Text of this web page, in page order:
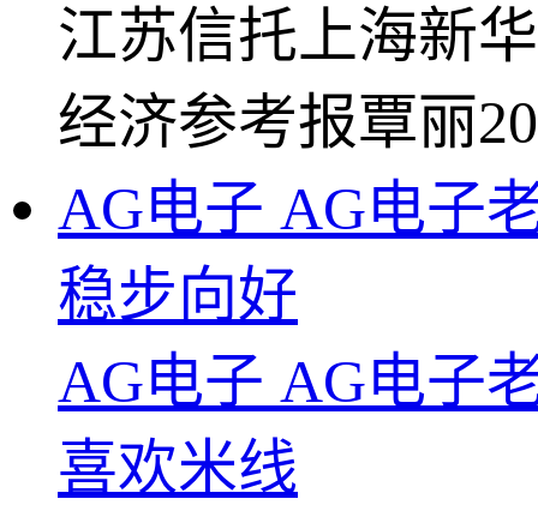
江苏信托上海新
经济参考报覃丽
AG电子 AG电子
稳步向好
AG电子 AG电子
喜欢米线